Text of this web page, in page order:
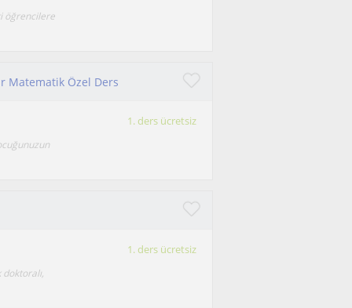
öğrencilere
Matematik Özel Ders
1. ders ücretsiz
1. ders ücretsiz